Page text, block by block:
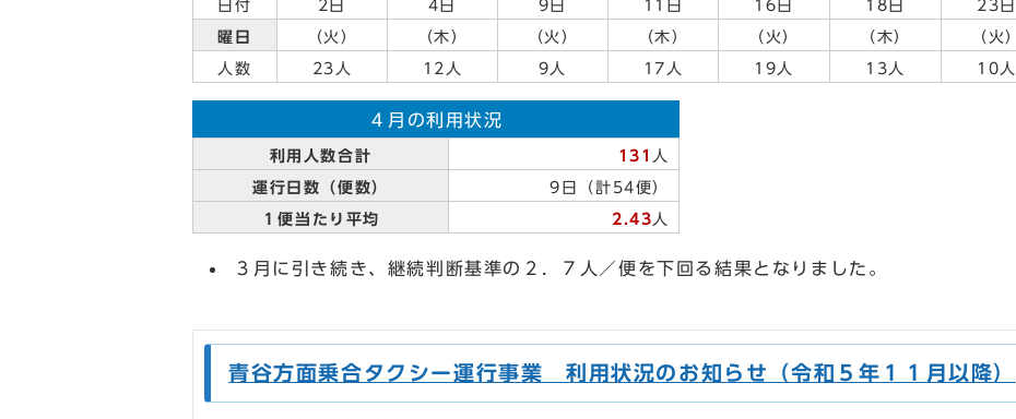
日付 2日 4日 9日 11日 16日 18日 23日
曜日 （火） （木） （火） （木） （火） （木） （火）
人数 23人 12人 9人 17人 19人 13人 10人
４月の利用状況
利用人数合計 131 人
運行日数（便数） 9日（計54便）
１便当たり平均 2.43 人
３月に引き続き、継続判断基準の２．７人／便を下回る結果となりました。
青谷方面乗合タクシー運行事業 利用状況のお知らせ（令和５年１１月以降）